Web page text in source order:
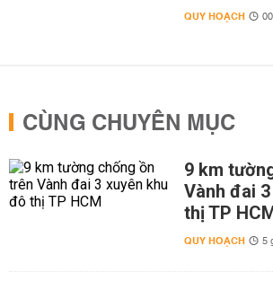
QUY HOẠCH
CÙNG CHUYÊN MỤC
9 km
Vành đai
thị TP
QUY HOẠCH 5